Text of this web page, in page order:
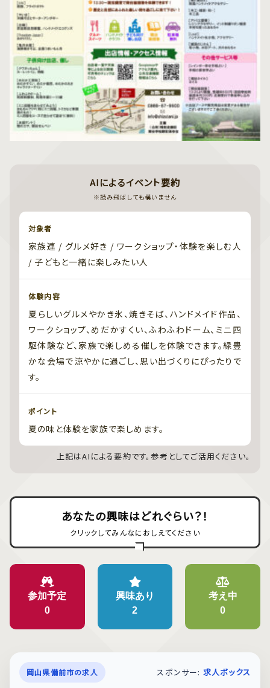
AIによるイベント要約
※読み飛ばしても構いません
対象者
家族連 / グルメ好き / ワークショップ・体験を楽しむ人
/ 子どもと一緒に楽しみたい人
体験内容
夏らしいグルメやかき氷、焼きそば、ハンドメイド作品、
ワークショップ、めだかすくい、ふわふわドーム、ミニ四
駆体験など、家族で楽しめる催しを体験できます。緑豊
かな会場で涼やかに過ごし、思い出づくりにぴったりで
す。
ポイント
夏の味と体験を家族で楽しめます。
上記はAIによる要約です。参考としてご活用ください。
あなたの興味はどれぐらい？！
クリックしてみんなにおしえてください
参加予定
0
興味あり
2
考え中
0
岡山県備前市の求人 スポンサー: 求人ボックス